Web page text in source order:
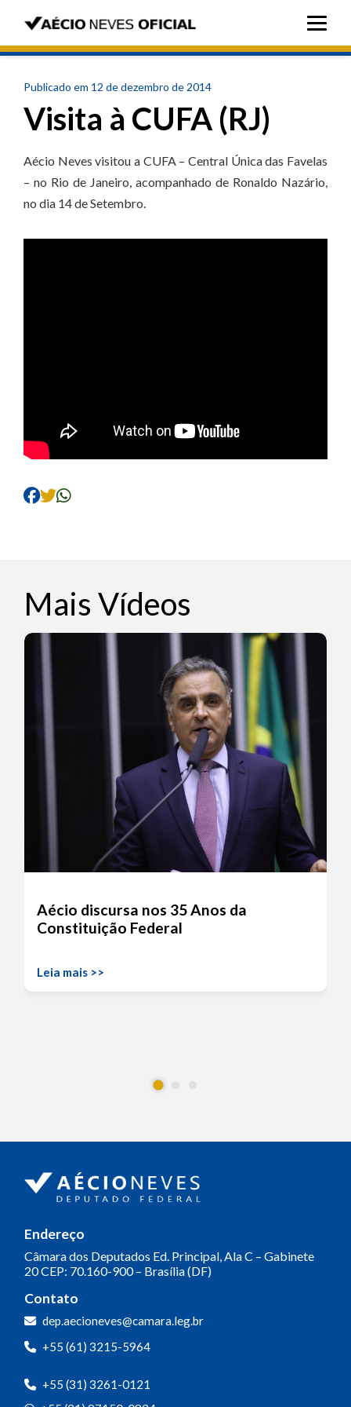
Publicado em 12 de dezembro de 2014
Visita à CUFA (RJ)
Aécio Neves visitou a CUFA – Central Única das Favelas
– no Rio de Janeiro, acompanhado de Ronaldo Nazário,
no dia 14 de Setembro.
Mais Vídeos
Aécio discursa nos 35 Anos da
Constituição Federal
Leia mais >>
Endereço
Câmara dos Deputados Ed. Principal, Ala C – Gabinete
20CEP: 70.160-900 – Brasília (DF)
Contato
dep.aecioneves@camara.leg.br
+55 (61) 3215-5964
+55 (31) 3261-0121